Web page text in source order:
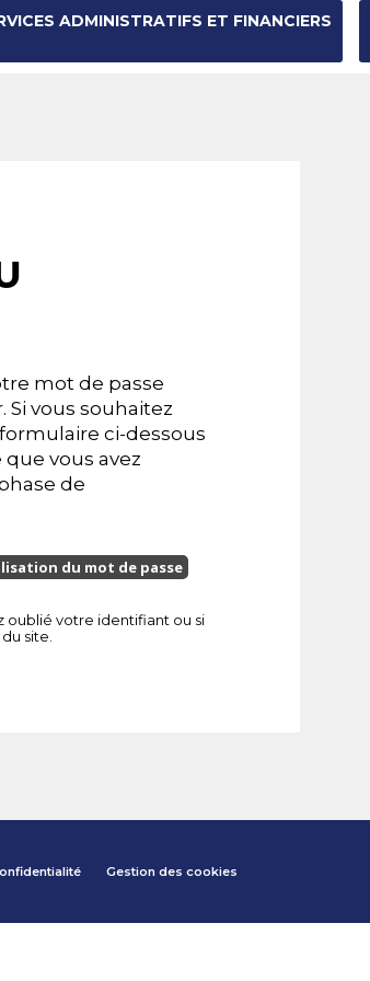
ADMINISTRATIFS ET FINANCIERS
mot de passe
Si vous souhaitez
ci-dessous
vous avez
de
oublié votre identifiant ou si
site
Gestion des cookies